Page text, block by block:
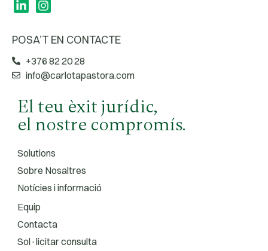
POSA’T EN CONTACTE
+376 82 20 28
info@carlotapastora.com
El teu èxit jurídic,
el nostre compromís.
Solutions
Sobre Nosaltres
Notícies i informació
Equip
Contacta
Sol·licitar consulta